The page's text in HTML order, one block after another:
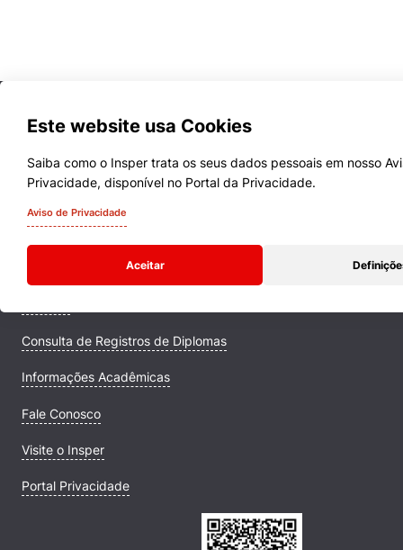
Este website usa Cookies
Saiba como o Insper trata os seus dados pessoais em nosso
Privacidade, disponível no Portal da Privacidade.
Aviso de Privacidade
Aceitar
Quem Somos
Comunidade Transforme
Consulta de Registros de Diplomas
Informações Acadêmicas
Fale Conosco
Visite o Insper
Portal Privacidade